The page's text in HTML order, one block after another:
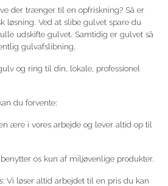
der trænger til en opfriskning? Så er
løsning. Ved at slibe gulvet spare du
udskifte gulvet. Samtidig er gulvet så
gulvafslibning.
og ring til din, lokale, professionel
du forvente:
ære i vores arbejde og lever altid op til
os kun af miljøvenlige produkter.
Vi løser altid arbejdet til en pris du kan